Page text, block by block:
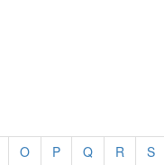
O P Q R S